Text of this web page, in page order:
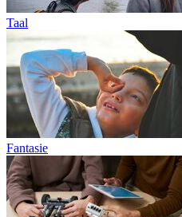
Taal
Fantasie